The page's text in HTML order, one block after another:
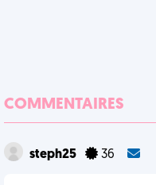
COMMENTAIRES
steph25 36